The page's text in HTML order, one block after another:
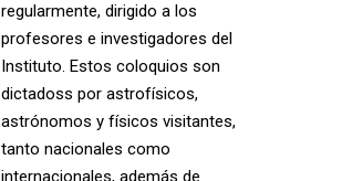
regularmente, dirigido a los
profesores e investigadores del
Instituto. Estos coloquios son
dictadoss por astrofísicos,
astrónomos y físicos visitantes,
tanto nacionales como
internacionales, además de